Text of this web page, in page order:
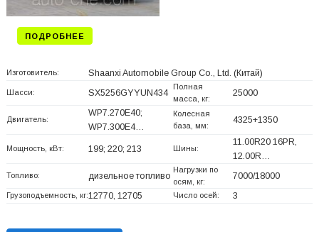
ПОДРОБНЕЕ
Изготовитель: Shaanxi Automobile Group Co., Ltd. (Китай)
Шасси: SX5256GYYUN434
Полная
масса, кг:
25000
Двигатель:
WP7.270E40;
WP7.300E4…
Колесная
база, мм:
4325+1350
Мощность, кВт: 199; 220; 213 Шины:
11.00R20 16PR,
12.00R…
Топливо: дизельное топливо
Нагрузки по
осям, кг:
7000/18000
Грузоподъемность, кг:12770, 12705 Число осей: 3